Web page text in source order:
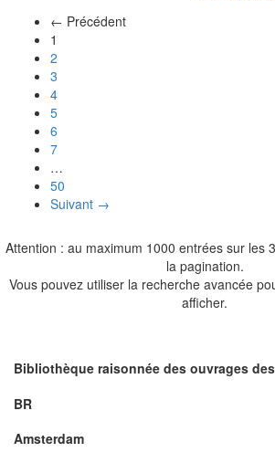
← Précédent
1
2
3
4
5
6
7
…
50
Suivant →
Attention : au maximum 1000 entrées sur les
la pagination.
Vous pouvez utiliser la recherche avancée
afficher.
Bibliothèque raisonnée des ouvrages
BR
Amsterdam